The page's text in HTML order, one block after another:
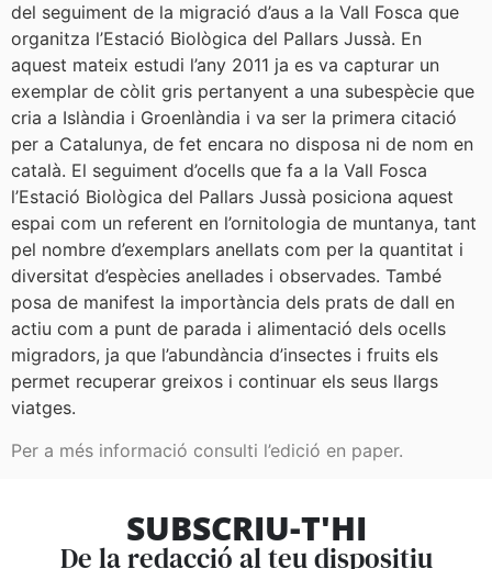
del seguiment de la migració d’aus a la Vall Fosca que
organitza l’Estació Biològica del Pallars Jussà. En
aquest mateix estudi l’any 2011 ja es va capturar un
exemplar de còlit gris pertanyent a una subespècie que
cria a Islàndia i Groenlàndia i va ser la primera citació
per a Catalunya, de fet encara no disposa ni de nom en
català. El seguiment d’ocells que fa a la Vall Fosca
l’Estació Biològica del Pallars Jussà posiciona aquest
espai com un referent en l’ornitologia de muntanya, tant
pel nombre d’exemplars anellats com per la quantitat i
diversitat d’espècies anellades i observades. També
posa de manifest la importància dels prats de dall en
actiu com a punt de parada i alimentació dels ocells
migradors, ja que l’abundància d’insectes i fruits els
permet recuperar greixos i continuar els seus llargs
viatges.
Per a més informació consulti l’edició en paper.
SUBSCRIU-T'HI
De la redacció al teu dispositiu